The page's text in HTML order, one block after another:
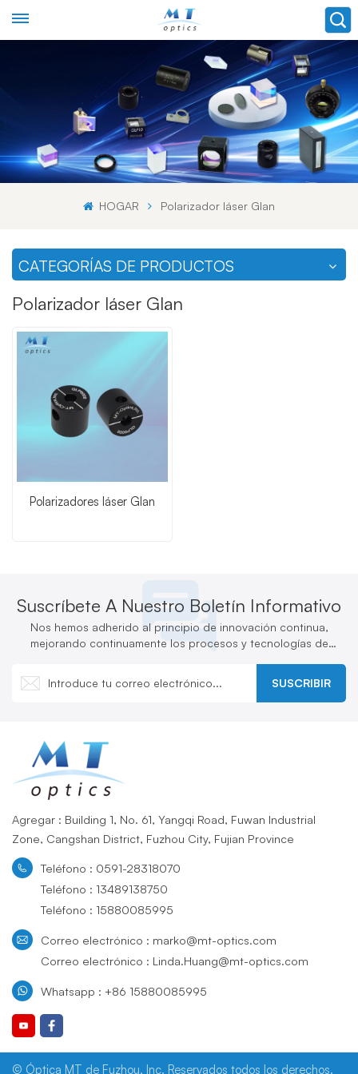
HOGAR Polarizador láser Glan
CATEGORÍAS DE PRODUCTOS
Polarizador láser Glan
Polarizadores láser Glan
Suscríbete A Nuestro Boletín Informativo
Nos hemos adherido al principio de innovación continua,
mejorando continuamente los procesos y tecnologías de
SUSCRIBIR
Agregar : Building 1, No. 61, Yangqi Road, Fuwan Industrial
Zone, Cangshan District, Fuzhou City, Fujian Province
Teléfono : 0591-28318070
Teléfono : 13489138750
Teléfono : 15880085995
Correo electrónico : marko@mt-optics.com
Correo electrónico : Linda.Huang@mt-optics.com
Whatsapp : +86 15880085995
© Óptica MT de Fuzhou, Inc. Reservados todos los derechos.